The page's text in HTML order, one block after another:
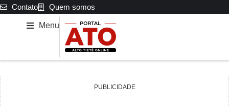
Contato Quem somos
Menu
PUBLICIDADE